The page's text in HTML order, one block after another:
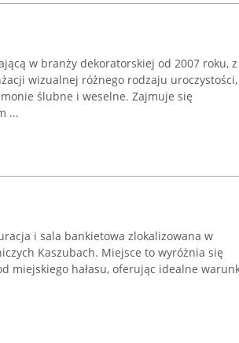
w branży dekoratorskiej od 2007 roku, z
wizualnej różnego rodzaju uroczystości,
ślubne i weselne. Zajmuje się
...
i sala bankietowa zlokalizowana w
Kaszubach. Miejsce to wyróżnia się
miejskiego hałasu, oferując idealne